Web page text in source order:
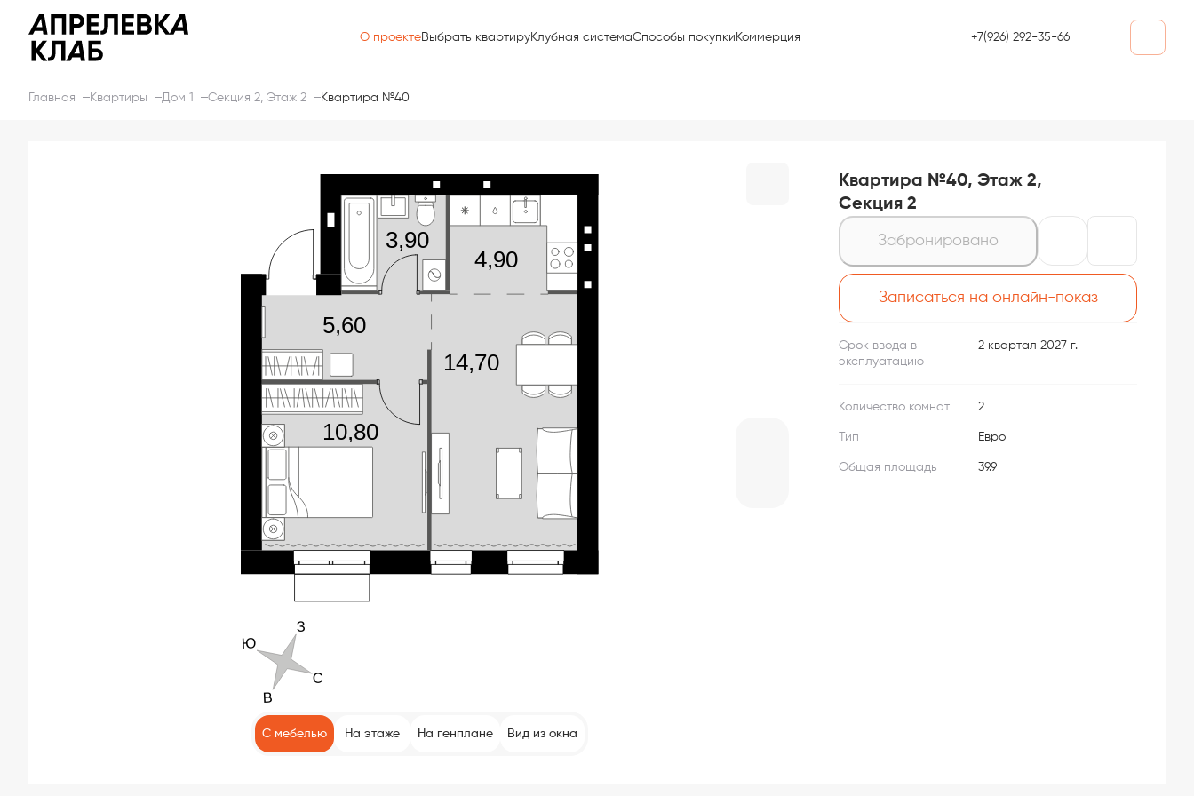
О проектеВыбрать квартируКлубная системаСпособы покупки Коммерция +7(926) 292-35-66
Главная Квартиры Дом 1 Секция 2, Этаж 2 Квартира №40
С мебелью На этаже На генплане Вид из окна
Квартира №40, Этаж 2,
Секция 2
Забронировано
Записаться на онлайн-показ
Срок ввода в
эксплуатацию
2 квартал 2027 г.
Количество комнат 2
Тип Евро
Общая площадь 39.9